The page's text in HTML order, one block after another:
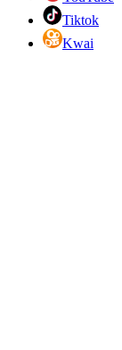
Tiktok
Kwai